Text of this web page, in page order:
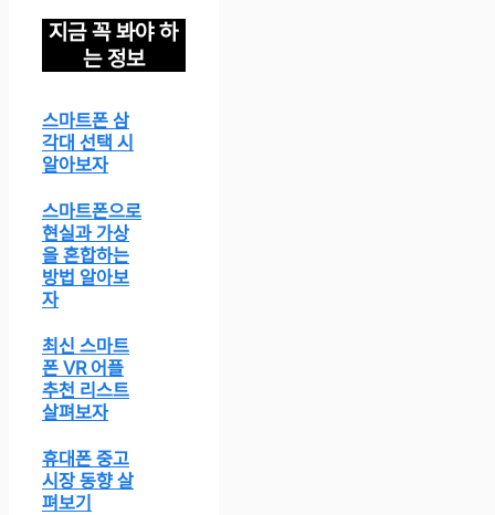
지금 꼭 봐야 하
는 정보
스마트폰 삼
각대 선택 시
알아보자
스마트폰으로
현실과 가상
을 혼합하는
방법 알아보
자
최신 스마트
폰 VR 어플
추천 리스트
살펴보자
휴대폰 중고
시장 동향 살
펴보기